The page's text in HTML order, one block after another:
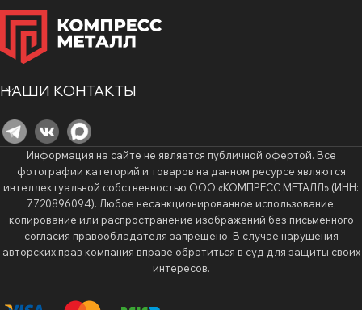
НАШИ КОНТАКТЫ
Информация на сайте не является публичной офертой. Все
фотографии категорий и товаров на данном ресурсе являются
интеллектуальной собственностью ООО «КОМПРЕСС МЕТАЛЛ» (ИНН:
7720896094). Любое несанкционированное использование,
копирование или распространение изображений без письменного
согласия правообладателя запрещено. В случае нарушения
авторских прав компания вправе обратиться в суд для защиты своих
интересов.